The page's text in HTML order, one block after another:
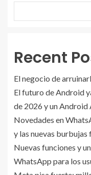
Recent
El negocio de
El futuro de Android
de 2026 y un
Novedades en
y las nuevas burbujas
Nuevas funciones y
WhatsApp para los